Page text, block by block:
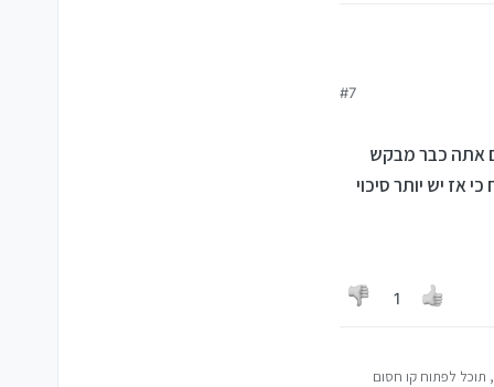
#7
אתה כבר מבקש
אז יש יותר סיכוי
1
תוכל לפתוח קו חסום